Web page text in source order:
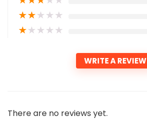
★★★★★
★★★★★
WRITE A REVIEW
There are no reviews yet.